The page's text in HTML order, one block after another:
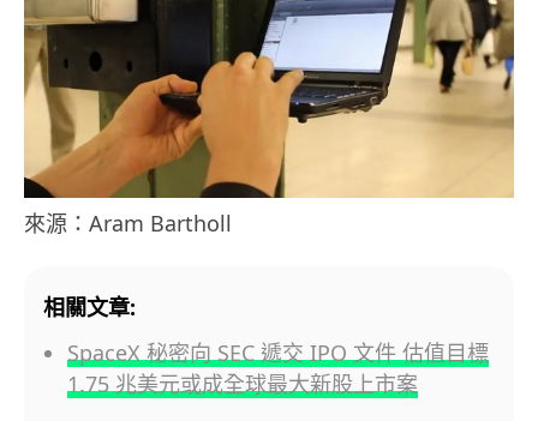
來源：Aram Bartholl
相關文章:
SpaceX 秘密向 SEC 遞交 IPO 文件 估值目標
1.75 兆美元或成全球最大新股上市案